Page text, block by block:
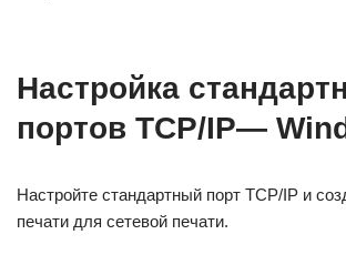
Настройка
портов TCP/IP—
Настройте стандартный порт TCP/IP и
печати для сетевой печати.